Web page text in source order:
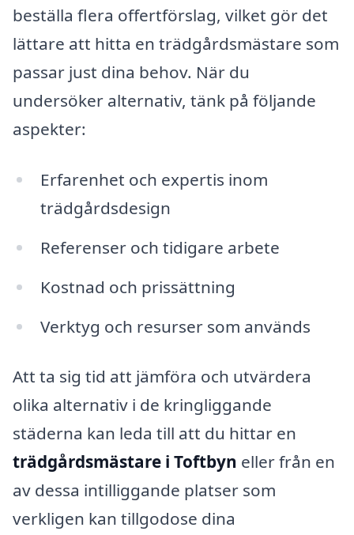
beställa flera offertförslag, vilket gör det
lättare att hitta en trädgårdsmästare som
passar just dina behov. När du
undersöker alternativ, tänk på följande
aspekter:
Erfarenhet och expertis inom
trädgårdsdesign
Referenser och tidigare arbete
Kostnad och prissättning
Verktyg och resurser som används
Att ta sig tid att jämföra och utvärdera
olika alternativ i de kringliggande
städerna kan leda till att du hittar en
trädgårdsmästare i Toftbyn eller från en
av dessa intilliggande platser som
verkligen kan tillgodose dina